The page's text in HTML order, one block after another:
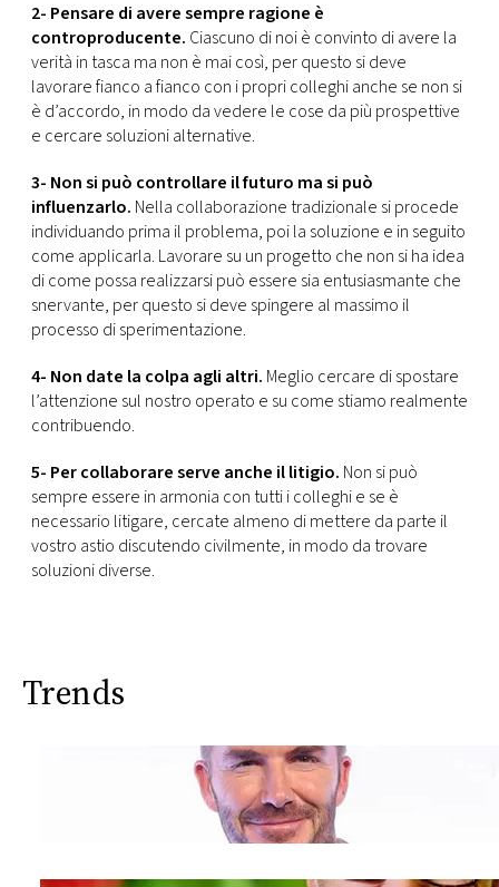
2- Pensare di avere sempre ragione è
controproducente. Ciascuno di noi è convinto di avere la
verità in tasca ma non è mai così, per questo si deve
lavorare fianco a fianco con i propri colleghi anche se non si
è d’accordo, in modo da vedere le cose da più prospettive
e cercare soluzioni alternative.
3- Non si può controllare il futuro ma si può
influenzarlo. Nella collaborazione tradizionale si procede
individuando prima il problema, poi la soluzione e in seguito
come applicarla. Lavorare su un progetto che non si ha idea
di come possa realizzarsi può essere sia entusiasmante che
snervante, per questo si deve spingere al massimo il
processo di sperimentazione.
4- Non date la colpa agli altri. Meglio cercare di spostare
l’attenzione sul nostro operato e su come stiamo realmente
contribuendo.
5- Per collaborare serve anche il litigio. Non si può
sempre essere in armonia con tutti i colleghi e se è
necessario litigare, cercate almeno di mettere da parte il
vostro astio discutendo civilmente, in modo da trovare
soluzioni diverse.
Trends